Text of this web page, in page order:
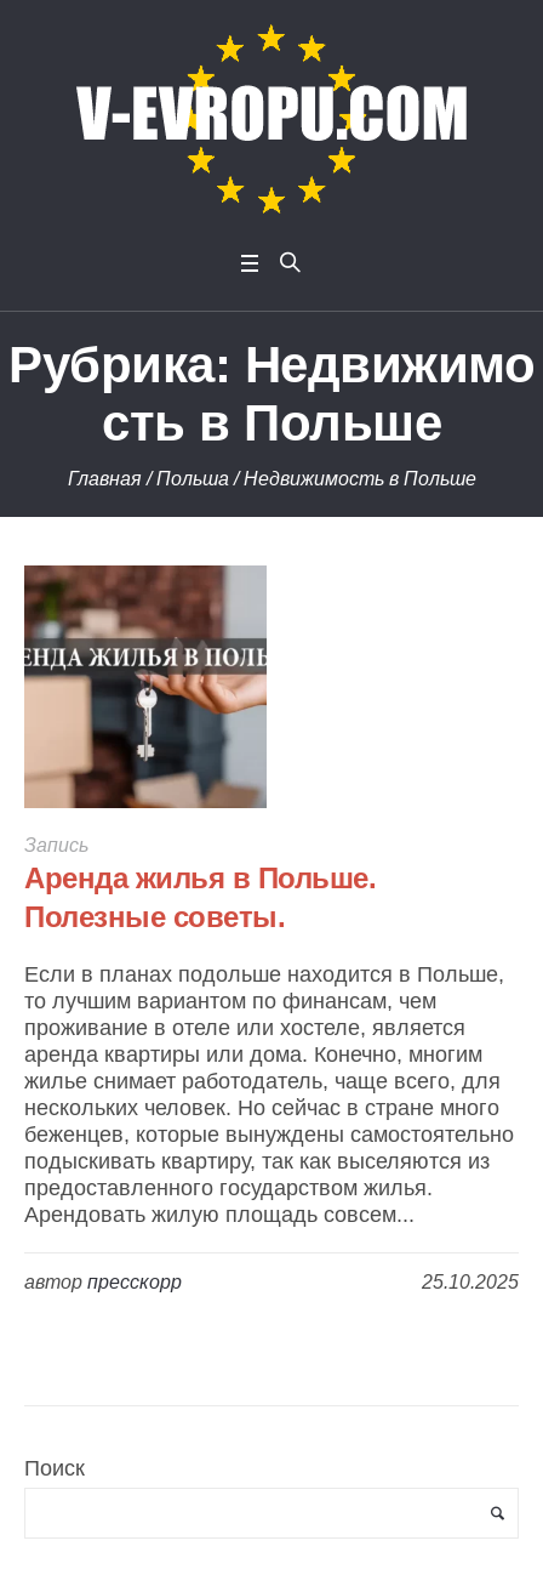
Рубрика: Недвижимо
сть в Польше
Главная /Польша /Недвижимость в Польше
Запись
Аренда жилья в Польше.
Полезные советы.
Если в планах подольше находится в Польше,
то лучшим вариантом по финансам, чем
проживание в отеле или хостеле, является
аренда квартиры или дома. Конечно, многим
жилье снимает работодатель, чаще всего, для
нескольких человек. Но сейчас в стране много
беженцев, которые вынуждены самостоятельно
подыскивать квартиру, так как выселяются из
предоставленного государством жилья.
Арендовать жилую площадь совсем...
25.10.2025
автор пресскорр
Поиск